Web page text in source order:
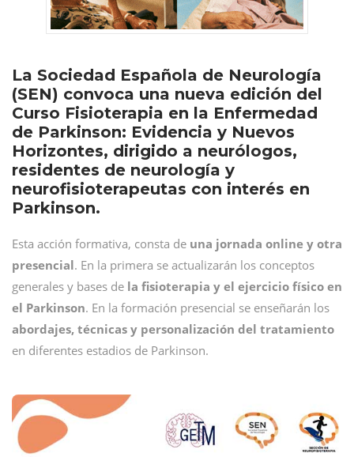
La Sociedad Española de Neurología
(SEN) convoca una nueva edición del
Curso Fisioterapia en la Enfermedad
de Parkinson: Evidencia y Nuevos
Horizontes, dirigido a neurólogos,
residentes de neurología y
neurofisioterapeutas con interés en
Parkinson.
Esta acción formativa, consta de una jornada online y otra
presencial. En la primera se actualizarán los conceptos
generales y bases de la fisioterapia y el ejercicio físico en
el Parkinson. En la formación presencial se enseñarán los
abordajes, técnicas y personalización del tratamiento
en diferentes estadios de Parkinson.